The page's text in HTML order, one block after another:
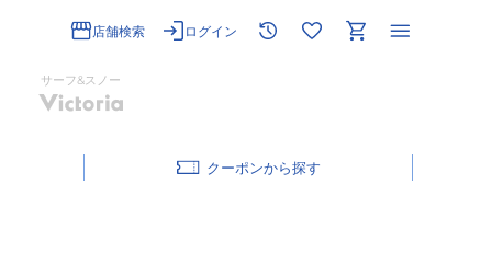
店舗検索 ログイン
サーフ&スノー
クーポン